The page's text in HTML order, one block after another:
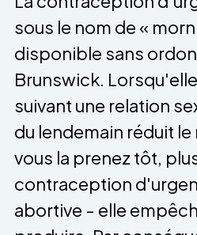
sous le nom de «
disponible sans
Brunswick.
suivant une relation
du lendemain réduit
vous la prenez tôt,
contraception
abortive - elle